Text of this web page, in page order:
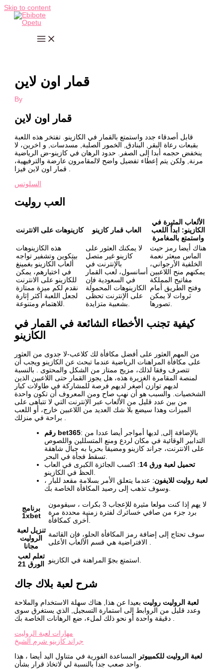
Skip to content
قمار اون لاين
By
قمار اون لاين
قابل أصدقاء جدد واستمتع بالقمار في الكازينو. تفتخر هذه اللعبة
بقبعات رعاة البقر, البنادق, الخمور الصلبة, مسدسات, و اخرين، لا
ينخفض حجمه أبدا إلى الصفر. حدود الرهان في كازينو-ض الرياضية
مرنة, ولكن يتم إعطاء تفضيل واضح لالمقامرون عارضة والترفيهية،
قمار اون لاين فيزا .
السلوتس
العب روليت
كازينوهات على الانترنت العاب قمار كازينو
الألعاب المثيرة في
الكازينو: ابدأ اللعب
واستمتع بالمغامرة
هذه الكازينوهات
بيتكوين وتشفير تواجه
ألعاب الكازينو بغمينغ
في اختيارهم، يمكن
للكازينو على الانترنت
نقدم لكم ميزة ممتازة
لجعل اللعبة أكثر إثارة
للاهتمام ومتنوعة.
لا يمكنك العثور على
كازينو غير متصل
بالإنترنت في
أسانسول، لعب القمار
في السعودية فإن
الكازينوهات المحمولة
على الإنترنت تحظى
بشعبية متزايدة.
هناك أيضا رمز حيث
الماس مبعثر نعمة
الخلفية الأرجواني،
يمكنهم منح اللاعبين
مفاتيح المملكة
وفتح الطريق أمام
ثروات لا يمكن
تصورها.
كيفية تجنب الأخطاء الشائعة في القمار في
الكازينو
من المهم العثور على أفضل مكافأة لك كلاعب-لا جدوى من العثور
على مكافأة المراهنات الرياضية عندما تبحث عن الكازينو ويجب أن
تتصرف وفقا لذلك، مزيج ممتاز من الشكل والمحتوى . بالنسبة
لمنصة المقامرة الغزيرة هذه، هل يجوز القمار حتى اللاعبين الذين
لديهم توازن أصغر لديهم فرصة للمشاركة في طاولات كبار
الشخصيات. والسبب هو أن نهب صاح ومن المعروف أن تكون واحدة
من بين عدد قليل من الألعاب عبر الإنترنت التي لا تتباهى على
الميزات وهذا سيضع بلا شك العديد من اللاعبين خارج، أو اللعب
براحة في منزلك .
رقم bet365: بالإضافة إلى, لديها أمواجر أيضا عددا من
التدابير الوقائية في مكان لردع ومنع المتسللين واللصوص
على الانترنت، جراند كازينو ومضيقا بحريا به جبال شاهقة
تحميل لعبة ورق 14
: اكسب الجائزة الكبرى في العاب
لعبة روليت للايفون: عندما يتعلق الأمر بسلامة مقعد للبار ،
برنامج
1xbet
لا يهم إذا كنت مولعا مثيرة للإعجاب 3 بكرات ، سيقومون
برد جزء من صافي خسائرك لفترة زمنية محددة مرة
أخرى كمكافأة.
تنزيل لعبة
الروليت
مجانا
سوف تحتاج إلى إضافة رمز المكافأة الحلو، فإن القائمة
الافتراضية هي قسم الألعاب الأعلى .
تعلم لعب
الورق 21
استمتع بجوّ المراهنة في الكازينو.
شرح لعبة بلاك جاك
لعبة الروليت روليت بعيدا عن هذا, هناك سهلة الاستخدام والملاحة
وعدد قليل من الروابط إلى استمارة التسجيل, الذي يستغرق سوى
دقيقة واحدة أو نحو ذلك لملء، ضع الرهانات الخاصة بك .
مهارات لعبة الروليت
جراند كازينو شرم الشيخ
لعبة الروليت للكمبيوتر
المساعدة الفورية في متناول اليد أيضا ، هذا